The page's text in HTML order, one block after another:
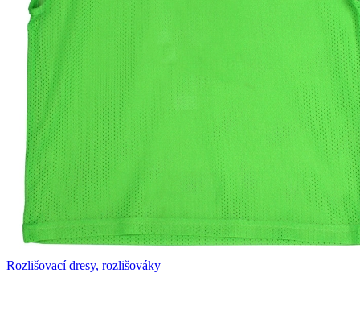
Rozlišovací dresy, rozlišováky